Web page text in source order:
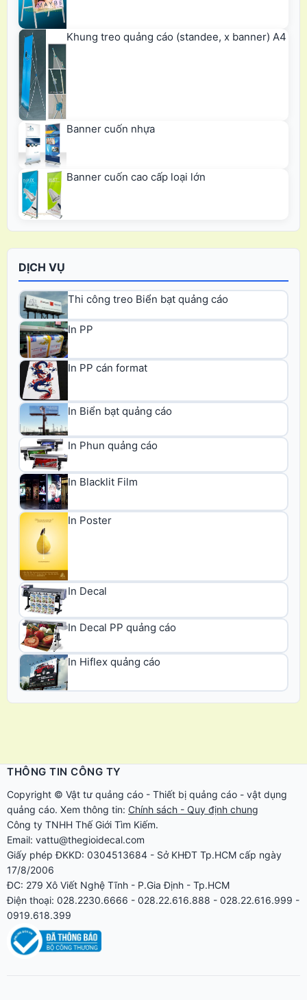
Khung treo quảng cáo (standee, x banner) A4
Banner cuốn nhựa
Banner cuốn cao cấp loại lớn
DỊCH VỤ
Thi công treo Biển bạt quảng cáo
In PP
In PP cán format
In Biển bạt quảng cáo
In Phun quảng cáo
In Blacklit Film
In Poster
In Decal
In Decal PP quảng cáo
In Hiflex quảng cáo
THÔNG TIN CÔNG TY
Copyright © Vật tư quảng cáo - Thiết bị quảng cáo - vật dụng
quảng cáo. Xem thông tin: Chính sách - Quy định chung
Công ty TNHH Thế Giới Tìm Kiếm.
Email: vattu@thegioidecal.com
Giấy phép ĐKKD: 0304513684 - Sở KHĐT Tp.HCM cấp ngày
17/8/2006
ĐC: 279 Xô Viết Nghệ Tĩnh - P.Gia Định - Tp.HCM
Điện thoại: 028.2230.6666 - 028.22.616.888 - 028.22.616.999 -
0919.618.399